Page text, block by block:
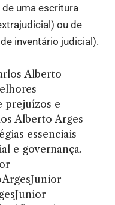
uma escritura
ou de
inventário judicial).
Alberto
prejuízos e
Alberto Arges
essenciais
e governança.